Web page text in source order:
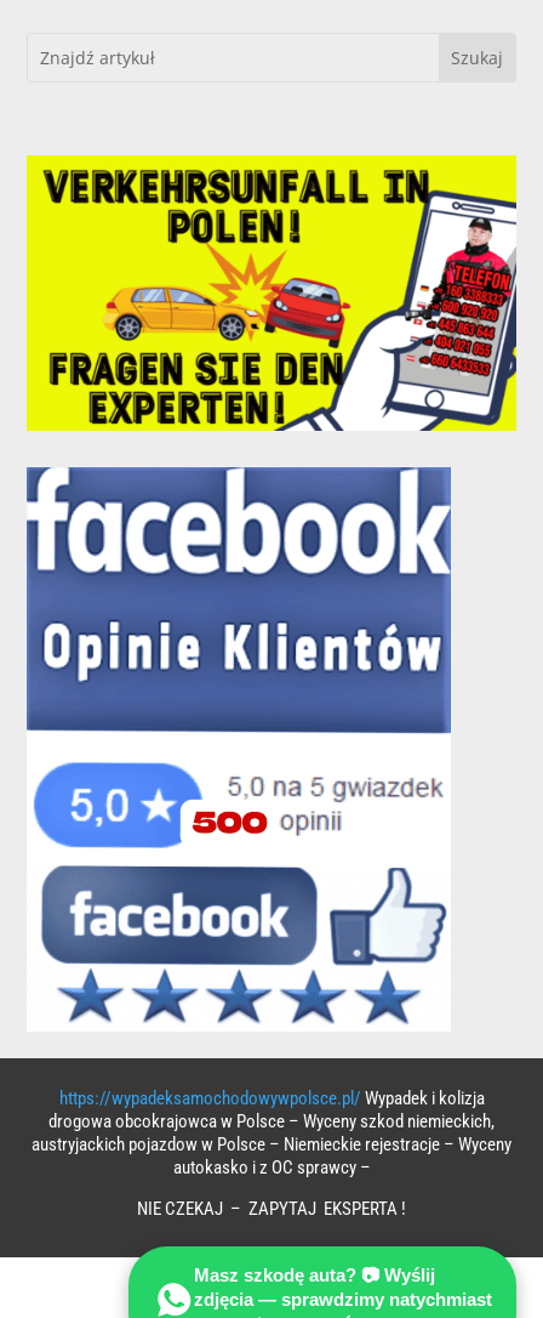
https://wypadeksamochodowywpolsce.pl/ Wypadek i kolizja
drogowa obcokrajowca w Polsce – Wyceny szkod niemieckich,
austryjackich pojazdow w Polsce – Niemieckie rejestracje – Wyceny
autokasko i z OC sprawcy –
NIE CZEKAJ – ZAPYTAJ EKSPERTA !
Masz szkodę auta? 📷 Wyślij
zdjęcia — sprawdzimy natychmiast